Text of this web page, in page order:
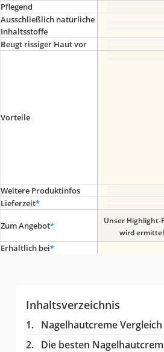
Pflegend
Ausschließlich natürliche
Inhaltsstoffe
Beugt rissiger Haut vor
Vorteile
Weitere Produktinfos
Lieferzeit*
Zum Angebot*
Unser Highlight-
wird
Erhältlich bei*
Inhaltsverzeichnis
Nagelhautcreme Vergleich
Die besten